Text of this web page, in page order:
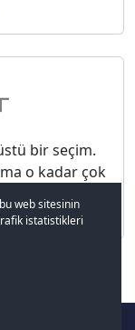
bir seçim.
o kadar çok
aldım."
web sitesinin
istatistikleri